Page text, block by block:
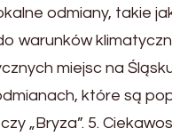
odmiany, takie
warunków
miejsc na
które są
„Bryza”. 5.